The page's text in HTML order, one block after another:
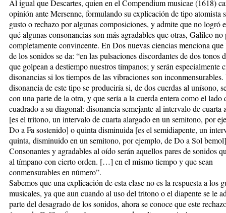
Al igual que Descartes, quien en el Compendium musicae (1618)
opinión ante Mersenne, formulando su explicación de tipo atomista
gusto o rechazo por algunas composiciones, y admite que no logró
qué algunas consonancias son más agradables que otras, Galileo no
completamente convincente. En Dos nuevas ciencias menciona que
de los sonidos se da: “en las pulsaciones discordantes de dos tonos
que golpean a destiempo nuestros tímpanos; y serán especialmente
disonancias si los tiempos de las vibraciones son
disonancia de este tipo se produciría si, de dos cuerdas al unísono,
con una parte de la otra, y que sería a la cuerda entera como el lado
cuadrado a su diagonal: disonancia semejante al intervalo de cuarta
[es el tritono, un intervalo de cuarta alargado en un semitono, por
Do a Fa sostenido] o quinta disminuida [es el semidiapente, un
quinta, disminuido en un semitono, por ejemplo, de Do a Sol
Consonantes y agradables al oído serán aquellos pares de sonidos
al tímpano con cierto orden. […] en el mismo tiempo y que sean
conmensurables en número”.
Sabemos que una explicación de esta clase no es la respuesta a los
musicales, ya que aun cuando al uso del tritono o el diapente se le
parte del desagrado de los sonidos, ahora se conoce que este